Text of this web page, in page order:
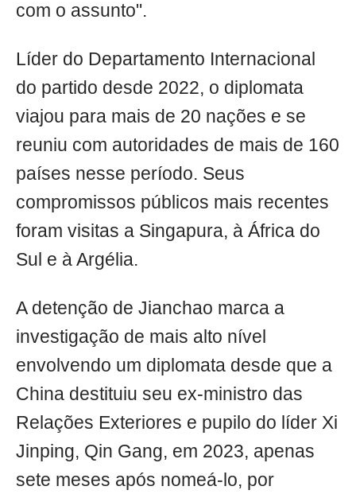
com o assunto".
Líder do Departamento Internacional
do partido desde 2022, o diplomata
viajou para mais de 20 nações e se
reuniu com autoridades de mais de 160
países nesse período. Seus
compromissos públicos mais recentes
foram visitas a Singapura, à África do
Sul e à Argélia.
A detenção de Jianchao marca a
investigação de mais alto nível
envolvendo um diplomata desde que a
China destituiu seu ex-ministro das
Relações Exteriores e pupilo do líder Xi
Jinping, Qin Gang, em 2023, apenas
sete meses após nomeá-lo, por